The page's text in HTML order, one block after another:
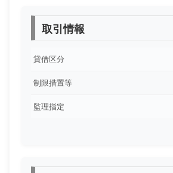
取引情報
貸借区分
制限措置等
監理指定